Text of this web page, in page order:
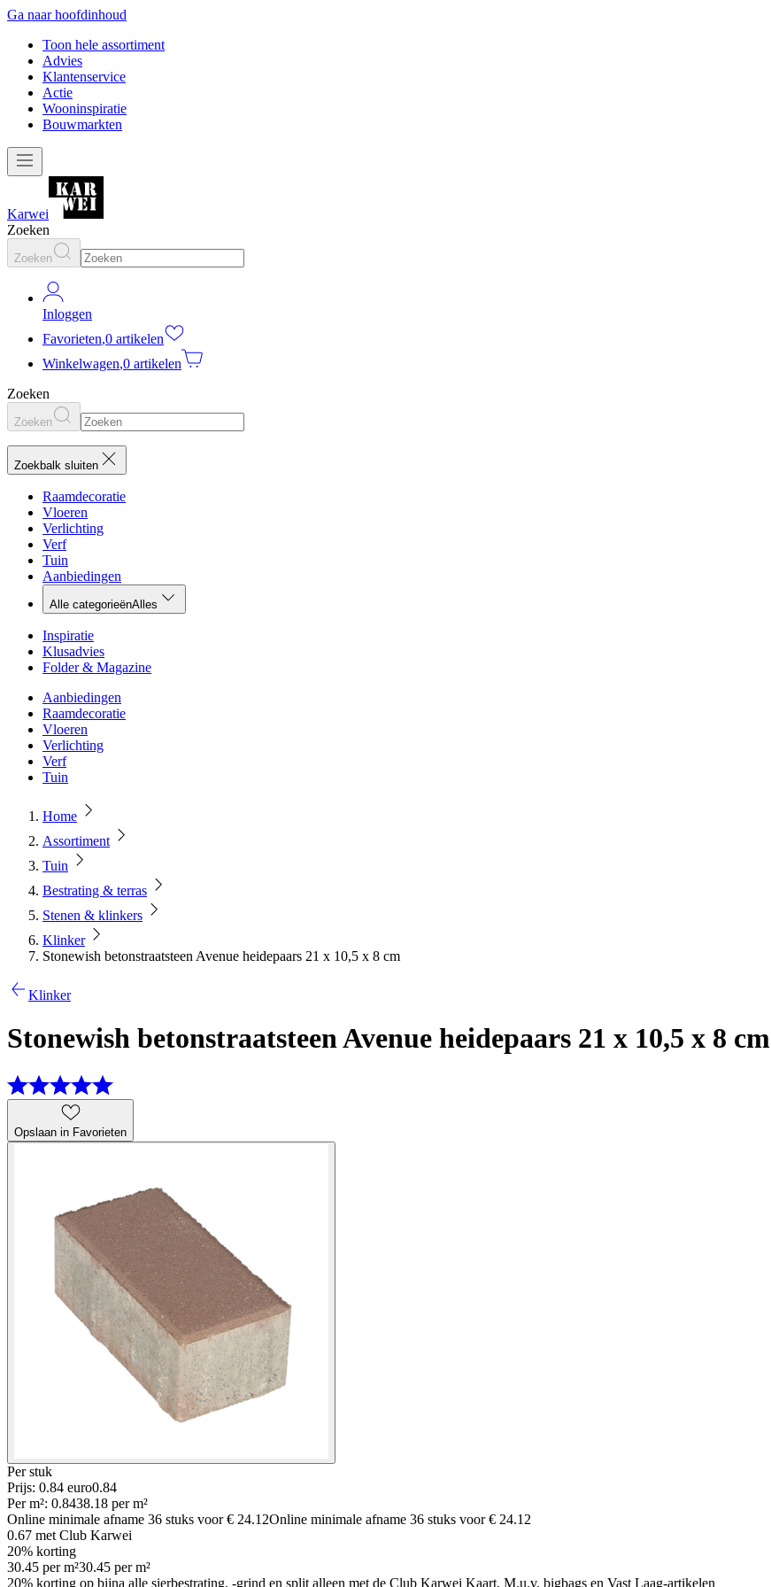
Ga naar hoofdinhoud
Toon hele assortiment
Advies
Klantenservice
Actie
Wooninspiratie
Bouwmarkten
Karwei
Zoeken
Zoeken
Inloggen
Favorieten,0 artikelen
Winkelwagen,0 artikelen
Zoeken
Zoeken
Zoekbalk sluiten
Raamdecoratie
Vloeren
Verlichting
Verf
Tuin
Aanbiedingen
Alle categorieënAlles
Inspiratie
Klusadvies
Folder & Magazine
Aanbiedingen
Raamdecoratie
Vloeren
Verlichting
Verf
Tuin
Home
Assortiment
Tuin
Bestrating & terras
Stenen & klinkers
Klinker
Stonewish betonstraatsteen Avenue heidepaars 21 x 10,5 x 8 cm
Klinker
Stonewish betonstraatsteen Avenue heidepaars 21 x 10,5 x 8 cm
Opslaan in Favorieten
Per stuk
Prijs: 0.84 euro0.84
Per m²: 0.8438.18 per m²
Online minimale afname 36 stuks voor€ 24.12Online minimale afname 36 stuks voor€ 24.12
0.67 met Club Karwei
20% korting
30.45 per m²30.45 per m²
20% korting op bijna alle sierbestrating, -grind en split alleen met de Club Karwei Kaart, M.u.v. bigbags en Vast Laag-artikelen